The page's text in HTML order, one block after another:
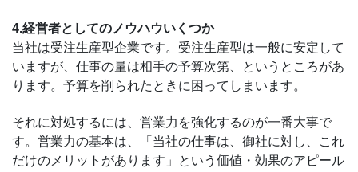
4.経営者としてのノウハウいくつか
当社は受注生産型企業です。受注生産型は一般に安定して
いますが、仕事の量は相手の予算次第、というところがあ
ります。予算を削られたときに困ってしまいます。
それに対処するには、営業力を強化するのが一番大事で
す。営業力の基本は、「当社の仕事は、御社に対し、これ
だけのメリットがあります」という価値・効果のアピール